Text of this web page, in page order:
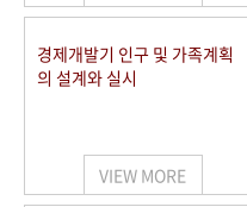
경제개발기 인구 및 가족계획
의 설계와 실시
VIEW MORE